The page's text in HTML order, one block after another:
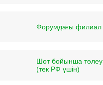
Форумдағы филиал
Шот бойынша төлеу
(тек РФ үшін)